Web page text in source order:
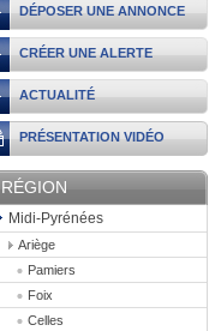
DÉPOSER UNE ANNONCE
CRÉER UNE ALERTE
ACTUALITÉ
PRÉSENTATION VIDÉO
RÉGION
Midi-Pyrénées
Ariège
Pamiers
Foix
Celles